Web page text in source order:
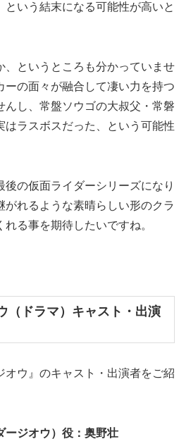
という結末になる可能性が高いと
、というところも分かっていませ
ーの面々が融合して凄い力を持つ
んし、常盤ソウゴの大叔父・常磐
はラスボスだった、という可能性
後の仮面ライダーシリーズになり
がれるような素晴らしい形のクラ
る事を期待したいですね。
（ドラマ）キャスト・出演
オウ』のキャスト・出演者をご紹
ージオウ）役：奥野壮